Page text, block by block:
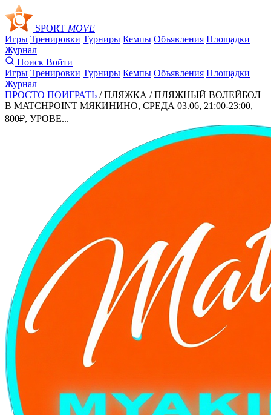
SPORT MOVE
Игры Тренировки Турниры Кемпы Объявления Площадки
Журнал
Поиск Войти
Игры Тренировки Турниры Кемпы Объявления Площадки
Журнал
ПРОСТО ПОИГРАТЬ / ПЛЯЖКА /ПЛЯЖНЫЙ ВОЛЕЙБОЛ
В MATCHPOINT МЯКИНИНО, СРЕДА 03.06, 21:00-23:00,
800₽, УРОВЕ...